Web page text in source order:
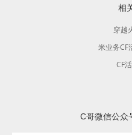
相
穿越
米业务CF
CF
C哥微信公众